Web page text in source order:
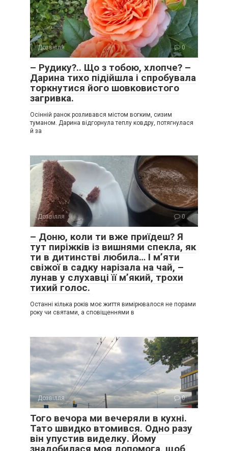
Дозвілля 0
– Рудику?.. Що з тобою, хлопче? –
Дарина тихо підійшла і спробувала
торкнутися його шовковистого
загривка.
Осінній ранок розливався містом вогким, сизим
туманом. Дарина відгорнула теплу ковдру, потягнулася
й за
Дозвілля 0
– Доню, коли ти вже приїдеш? Я
тут пиріжків із вишнями спекла, як
ти в дитинстві любила… І м’яти
свіжої в садку нарізала на чай, –
лунав у слухавці її м’який, трохи
тихий голос.
Останні кілька років моє життя вимірювалося не порами
року чи святами, а сповіщеннями в
Дозвілля 0
Того вечора ми вечеряли в кухні.
Тато швидко втомився. Одно разу
він упустив виделку. Йому
знадобилася моя допомога, щоб